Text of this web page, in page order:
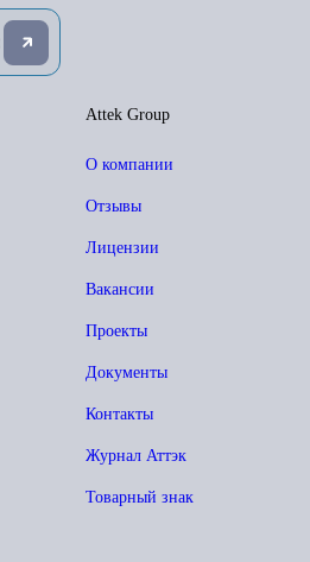
Attek Group
О компании
Отзывы
Лицензии
Вакансии
Проекты
Документы
Контакты
Журнал Аттэк
Товарный знак